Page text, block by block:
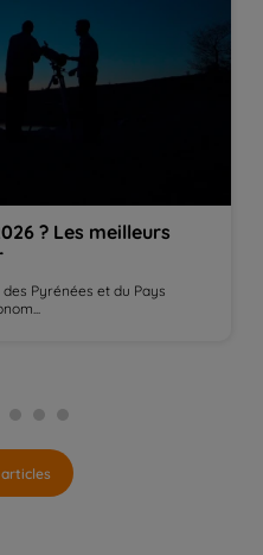
? Les meilleurs
Pyrénées et du Pays
articles